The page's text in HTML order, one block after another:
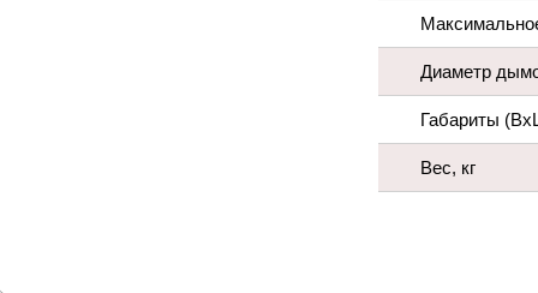
Диаметр
Габариты
Вес, кг